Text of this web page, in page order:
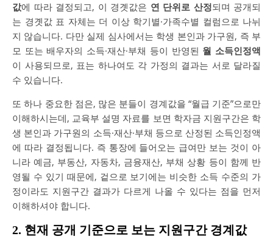
값에 따라 결정되고, 이 경곗값은 연 단위로 산정되며 공개되
는 경곗값 표 자체는 더 이상 학기별·가족수별 컬럼으로 나뉘
지 않습니다. 다만 실제 심사에서는 학생 본인과 가구원, 즉 부
모 또는 배우자의 소득·재산·부채 등이 반영된 월 소득인정액
이 사용되므로, 표는 하나여도 각 가정의 결과는 서로 달라질
수 있습니다.
또 하나 중요한 점은, 많은 분들이 경계값을 “월급 기준”으로만
이해하시는데, 교육부 설명 자료를 보면 학자금 지원구간은 학
생 본인과 가구원의 소득·재산·부채 등으로 산정된 소득인정액
에 따라 결정됩니다. 즉 통장에 들어오는 급여만 보는 것이 아
니라 예금, 부동산, 자동차, 금융재산, 부채 상황 등이 함께 반
영될 수 있기 때문에, 겉으로 보기에는 비슷한 소득 수준의 가
정이라도 지원구간 결과가 다르게 나올 수 있다는 점을 먼저
이해하셔야 합니다.
2. 현재 공개 기준으로 보는 지원구간 경계값